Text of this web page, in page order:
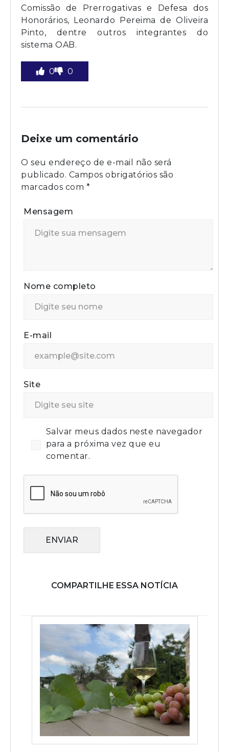
Comissão de Prerrogativas e Defesa dos
Honorários, Leonardo Pereima de Oliveira
Pinto, dentre outros integrantes do
sistema OAB.
0 0
Deixe um comentário
O seu endereço de e-mail não será
publicado. Campos obrigatórios são
marcados com *
Mensagem
Nome completo
E-mail
Site
Salvar meus dados neste navegador
para a próxima vez que eu
comentar.
ENVIAR
COMPARTILHE ESSA NOTÍCIA